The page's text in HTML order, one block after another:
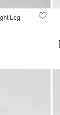
Leg